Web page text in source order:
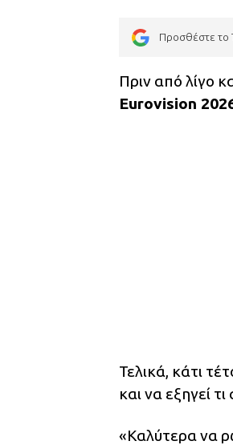
Προσθέστε το
Πριν από λίγο
Eurovision
Τελικά, κάτι
και να εξηγεί
«Καλύτερα να